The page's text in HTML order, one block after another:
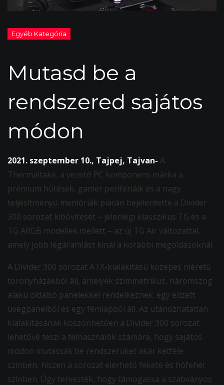
Mutasd be a
rendszered sajátos
módon
2021. szeptember 10., Tajpej, Tajvan- A
Thermaltake, a vezető PC komponens márka a
prémium hűtések, gamer perifériáik és a nagy
teljesítményű memóriák piacán bejelentette a Divider
300 sorozat kibővítését – jelenlegi klasszikus TG és a
TG ARGB modellek mellett – az új TG Air változattal,
amely jobb légáramlást kínál a korábbi megoldásoknál.
A Divider 300 sorozat ATX-kialakítású közepes méretű
toronyházakból áll, amelyek szimmetrikus, háromszög
alakú oldalsó panelekkel rendelkeznek: egy edzett
üvegpanelből és egy fémlapből áll. Az utánozhatatlan
kialakításának köszönhetően a Divider 300 sorozat
lehetővé teszi a felhasználók számára, hogy sajátos
módon mutassák be rendszerüket akár kétféle
színben, hiszen a sorozat elérhető fekete és hófehér
színben. Úgy tervezték, hogy támogassa a szabványos